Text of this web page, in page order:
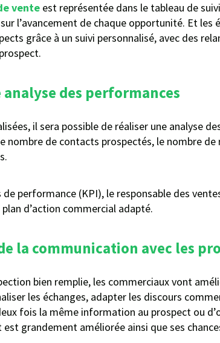
vente est représentée dans le tableau de
sur l’avancement de chaque opportunité. Et
grâce à un suivi personnalisé, avec des
des performances
il sera possible de réaliser une analyse
nombre de contacts prospectés, le nombre
de performance (KPI), le responsable des
d’action commercial adapté.
la communication avec les
bien remplie, les commerciaux vont
les échanges, adapter les discours
fois la même information au prospect ou
est grandement améliorée ainsi que ses